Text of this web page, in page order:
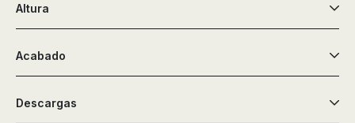
Altura
Acabado
Descargas